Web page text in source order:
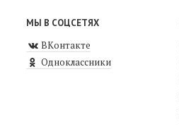
МЫ В СОЦСЕТЯХ
ВКонтакте
Одноклассники